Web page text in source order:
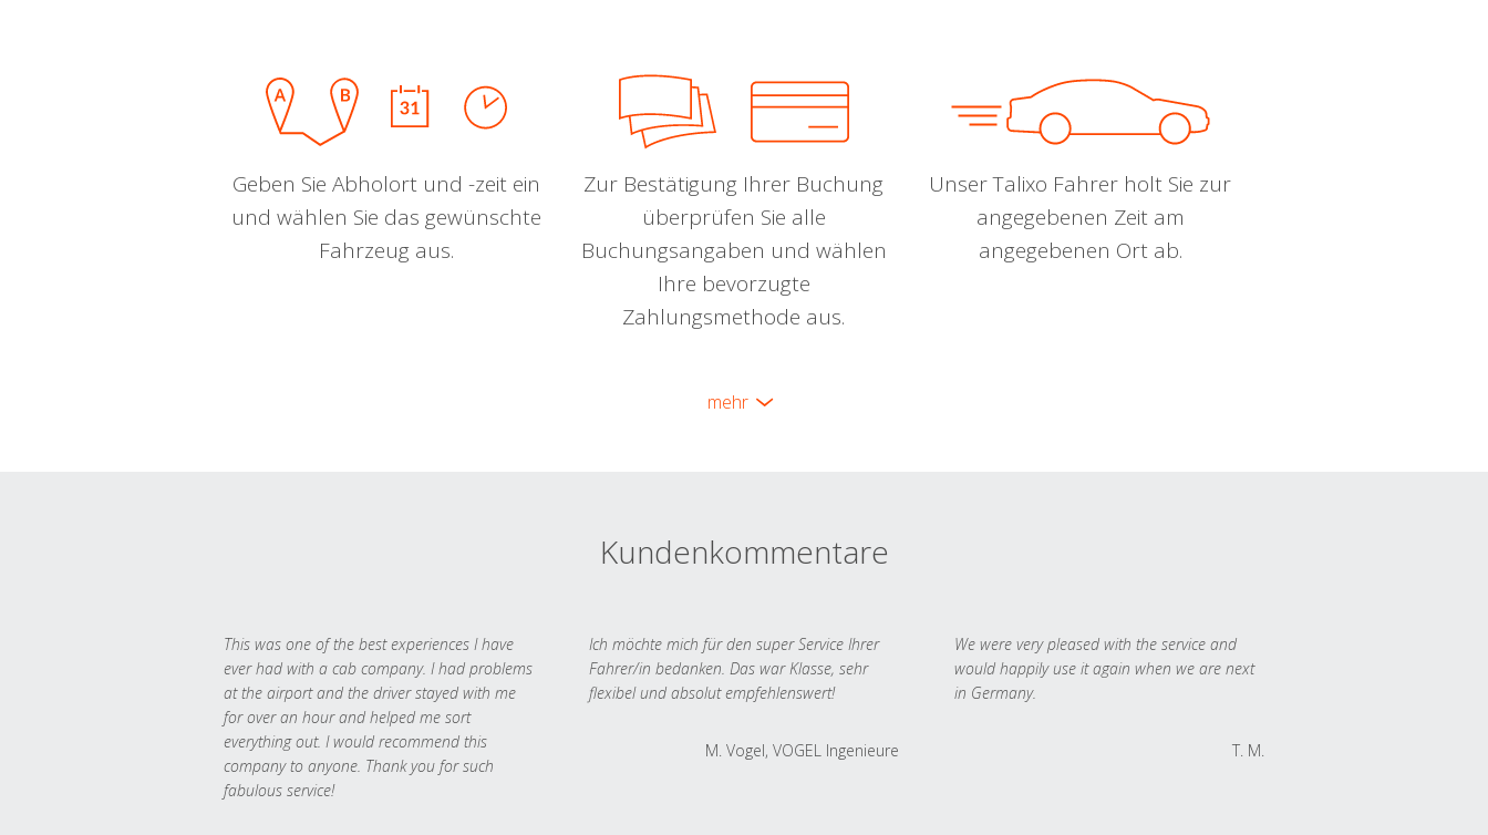
Geben Sie Abholort und -zeit ein
und wählen Sie das gewünschte
Fahrzeug aus.
Zur Bestätigung Ihrer Buchung
überprüfen Sie alle
Buchungsangaben und wählen
Ihre bevorzugte
Zahlungsmethode aus.
Unser Talixo Fahrer holt Sie zur
angegebenen Zeit am
angegebenen Ort ab.
mehr
Kundenkommentare
This was one of the best experiences I have
ever had with a cab company. I had problems
at the airport and the driver stayed with me
for over an hour and helped me sort
everything out. I would recommend this
company to anyone. Thank you for such
fabulous service!
Ich möchte mich für den super Service Ihrer
Fahrer/in bedanken. Das war Klasse, sehr
flexibel und absolut empfehlenswert!
M. Vogel, VOGEL Ingenieure
We were very pleased with the service and
would happily use it again when we are next
in Germany.
T. M.